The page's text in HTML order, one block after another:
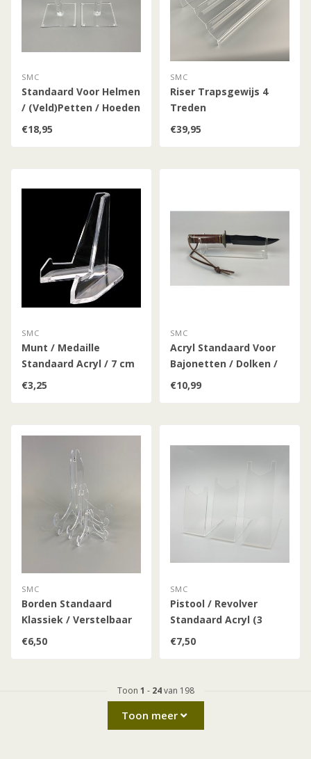
SMC
Standaard Voor Helmen
/ (Veld)Petten / Hoeden
/ 22 cm
€18,95
SMC
Riser Trapsgewijs 4
Treden
€39,95
SMC
Munt / Medaille
Standaard Acryl / 7 cm
x 3.6 cm
€3,25
SMC
Acryl Standaard Voor
Bajonetten / Dolken /
Grote Messen
€10,99
SMC
Borden Standaard
Klassiek / Verstelbaar
€6,50
SMC
Pistool / Revolver
Standaard Acryl (3
maten)
€7,50
Toon 1 - 24van 198
Toon meer